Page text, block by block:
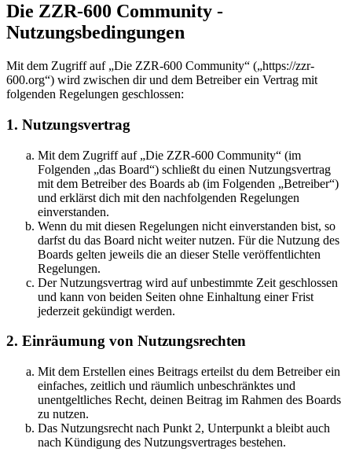
Die ZZR-600 Community -
Nutzungsbedingungen
Mit dem Zugriff auf „Die ZZR-600 Community“ („https://zzr-
600.org“) wird zwischen dir und dem Betreiber ein Vertrag mit
folgenden Regelungen geschlossen:
1. Nutzungsvertrag
Mit dem Zugriff auf „Die ZZR-600 Community“ (im
Folgenden „das Board“) schließt du einen Nutzungsvertrag
mit dem Betreiber des Boards ab (im Folgenden „Betreiber“)
und erklärst dich mit den nachfolgenden Regelungen
einverstanden.
Wenn du mit diesen Regelungen nicht einverstanden bist, so
darfst du das Board nicht weiter nutzen. Für die Nutzung des
Boards gelten jeweils die an dieser Stelle veröffentlichten
Regelungen.
Der Nutzungsvertrag wird auf unbestimmte Zeit geschlossen
und kann von beiden Seiten ohne Einhaltung einer Frist
jederzeit gekündigt werden.
2. Einräumung von Nutzungsrechten
Mit dem Erstellen eines Beitrags erteilst du dem Betreiber ein
einfaches, zeitlich und räumlich unbeschränktes und
unentgeltliches Recht, deinen Beitrag im Rahmen des Boards
zu nutzen.
Das Nutzungsrecht nach Punkt 2, Unterpunkt a bleibt auch
nach Kündigung des Nutzungsvertrages bestehen.